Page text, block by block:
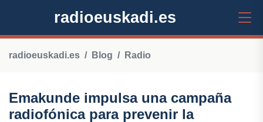
radioeuskadi.es
radioeuskadi.es Blog Radio
Emakunde impulsa una campaña
radiofónica para prevenir la